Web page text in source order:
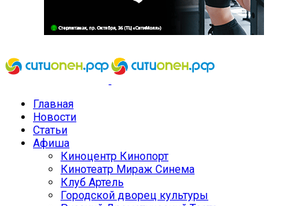
Главная
Новости
Статьи
Афиша
Киноцентр Кинопорт
Кинотеатр Мираж Синема
Клуб Артель
Городской дворец культуры